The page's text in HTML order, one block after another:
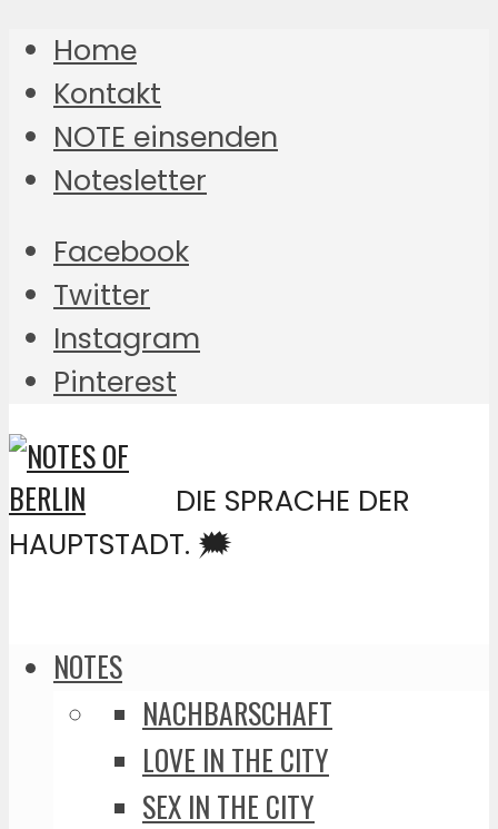
Home
Kontakt
NOTE einsenden
Notesletter
Facebook
Twitter
Instagram
Pinterest
DIE SPRACHE DER
HAUPTSTADT. 🗯️
NOTES
NACHBARSCHAFT
LOVE IN THE CITY
SEX IN THE CITY